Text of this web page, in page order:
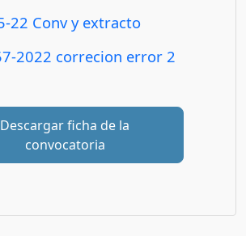
22 Conv y extracto
2022 correcion error 2
Descargar ficha de la
convocatoria